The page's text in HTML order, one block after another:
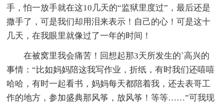
手，怕一放手就在这10几天的“监狱里度过”，最后还是
撒手了，可是我们却用泪来表示！自己的心！可是这十
几天，在我眼里就像过了一年的时间！
在被窝里我会痛苦！回想起那3天所发生的`高兴的
事情：“比如妈妈陪这我写作业，折纸，有时我们还嘻嘻
哈哈，有时一起看书，妈妈每天都陪着我，还去表哥工
作的地方，参加盛典那风筝，放风筝！等等……”可我现